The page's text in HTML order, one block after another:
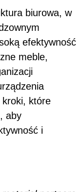
biurowa, w
efektywność
meble,
kroki, które
aby
i